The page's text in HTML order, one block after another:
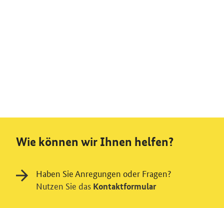
Wie können wir Ihnen helfen?
Haben Sie Anregungen oder Fragen?
Nutzen Sie das Kontaktformular